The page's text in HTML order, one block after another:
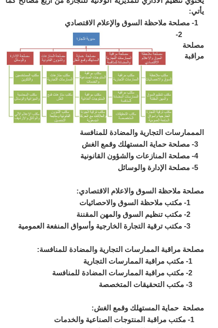
يأتي:
2-
مصلحة
مراقبة
المممارسات التجارية والمضادة للمنافسة
4- مصلحة المنازعات والشؤون القانونية
مصلحة ملاحظة السوق والاعلام الاقتصادي:
مصلحة مراقبة الممارسات التجارية والمضادة للمنافسة:
مصلحة حماية المستهلك وقمع الغش: